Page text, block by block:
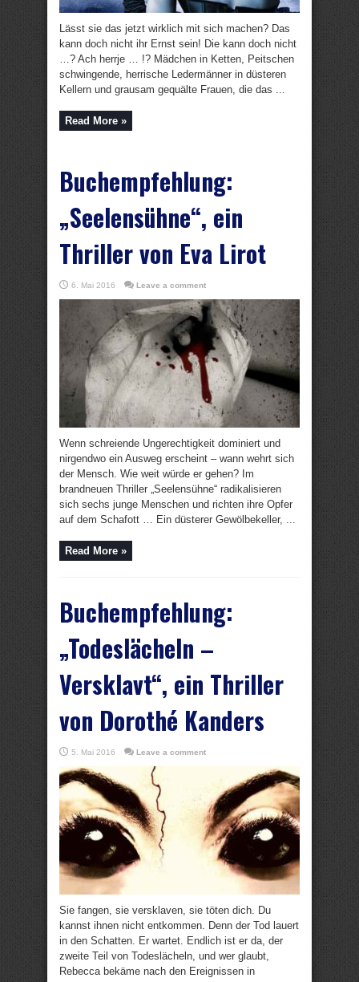
Lässt sie das jetzt wirklich mit sich machen? Das
kann doch nicht ihr Ernst sein! Die kann doch nicht
…? Ach herrje … !? Mädchen in Ketten, Peitschen
schwingende, herrische Ledermänner in düsteren
Kellern und grausam gequälte Frauen, die das ...
Read More »
Buchempfehlung:
„Seelensühne“, ein
Thriller von Eva Lirot
6. Mai 2016 Leave a comment
Wenn schreiende Ungerechtigkeit dominiert und
nirgendwo ein Ausweg erscheint – wann wehrt sich
der Mensch. Wie weit würde er gehen? Im
brandneuen Thriller „Seelensühne“ radikalisieren
sich sechs junge Menschen und richten ihre Opfer
auf dem Schafott … Ein düsterer Gewölbekeller, ...
Read More »
Buchempfehlung:
„Todeslächeln –
Versklavt“, ein Thriller
von Dorothé Kanders
5. Mai 2016 Leave a comment
Sie fangen, sie versklaven, sie töten dich. Du
kannst ihnen nicht entkommen. Denn der Tod lauert
in den Schatten. Er wartet. Endlich ist er da, der
zweite Teil von Todeslächeln, und wer glaubt,
Rebecca bekäme nach den Ereignissen in